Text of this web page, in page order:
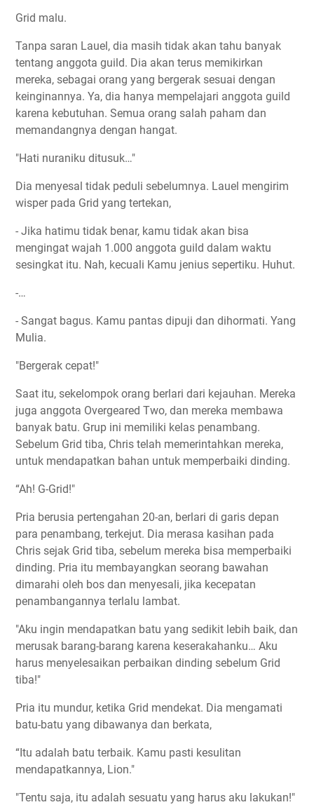
Grid malu.
Tanpa saran Lauel, dia masih tidak akan tahu banyak
tentang anggota guild. Dia akan terus memikirkan
mereka, sebagai orang yang bergerak sesuai dengan
keinginannya. Ya, dia hanya mempelajari anggota guild
karena kebutuhan. Semua orang salah paham dan
memandangnya dengan hangat.
"Hati nuraniku ditusuk…"
Dia menyesal tidak peduli sebelumnya. Lauel mengirim
wisper pada Grid yang tertekan,
- Jika hatimu tidak benar, kamu tidak akan bisa
mengingat wajah 1.000 anggota guild dalam waktu
sesingkat itu. Nah, kecuali Kamu jenius sepertiku. Huhut.
-…
- Sangat bagus. Kamu pantas dipuji dan dihormati. Yang
Mulia.
"Bergerak cepat!"
Saat itu, sekelompok orang berlari dari kejauhan. Mereka
juga anggota Overgeared Two, dan mereka membawa
banyak batu. Grup ini memiliki kelas penambang.
Sebelum Grid tiba, Chris telah memerintahkan mereka,
untuk mendapatkan bahan untuk memperbaiki dinding.
“Ah! G-Grid!"
Pria berusia pertengahan 20-an, berlari di garis depan
para penambang, terkejut. Dia merasa kasihan pada
Chris sejak Grid tiba, sebelum mereka bisa memperbaiki
dinding. Pria itu membayangkan seorang bawahan
dimarahi oleh bos dan menyesali, jika kecepatan
penambangannya terlalu lambat.
"Aku ingin mendapatkan batu yang sedikit lebih baik, dan
merusak barang-barang karena keserakahanku… Aku
harus menyelesaikan perbaikan dinding sebelum Grid
tiba!"
Pria itu mundur, ketika Grid mendekat. Dia mengamati
batu-batu yang dibawanya dan berkata,
“Itu adalah batu terbaik. Kamu pasti kesulitan
mendapatkannya, Lion."
"Tentu saja, itu adalah sesuatu yang harus aku lakukan!"